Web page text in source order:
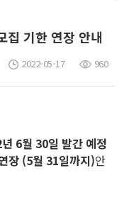
집 기한 연장 안내
2022-05-17 960
6월 30일 발간 예정
장 (5월 31일까지)안